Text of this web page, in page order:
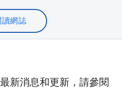
讀網誌
新消息和更新，請參閱